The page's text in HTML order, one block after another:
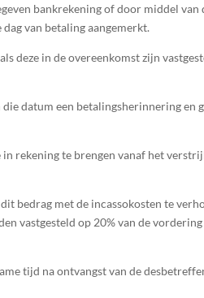
bankrekening of door middel van
van betaling aangemerkt.
deze in de overeenkomst zijn
datum een betalingsherinnering en
rekening te brengen vanaf het
bedrag met de incassokosten te
vastgesteld op 20% van de
tijd na ontvangst van de